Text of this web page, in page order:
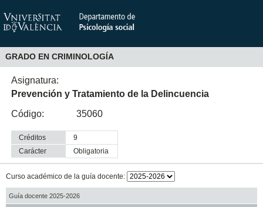
GRADO EN CRIMINOLOGÍA
Asignatura:
Prevención y Tratamiento de la Delincuencia
Código:
35060
Créditos
9
Carácter
obligatoria
Curso académico de la guía docente:
Guía docente 2025-2026